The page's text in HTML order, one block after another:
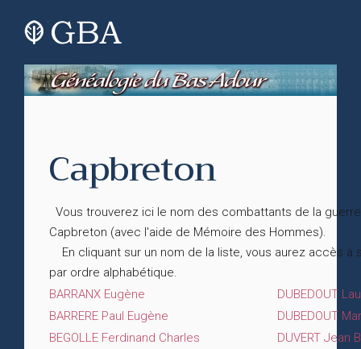
Capbreton
Vous trouverez ici le nom des combattants de la
Capbreton (avec l'aide de Mémoire des Hommes).
En cliquant sur un nom de la liste, vous aurez accès
par ordre alphabétique.
BARRANX Eugène
DUBEDOUT
BARRERE Paul Eugène
DUBEDOUT
BEGOLLE Ferdinand Charles
DUVERT Jean